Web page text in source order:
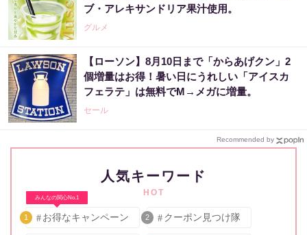
ブ・アレキサンドリア果汁使用。
グルメ
【ローソン】8月10日まで「からあげクン」2
個増量はお得！暑い日にうれしい「アイスカ
フェラテ」は無料でM→メガに増量。
セール
Recommended by
人気キーワード
HOT
みんなの関心No.1
1 お得なキャンペーン 2 クーポン見つけ隊